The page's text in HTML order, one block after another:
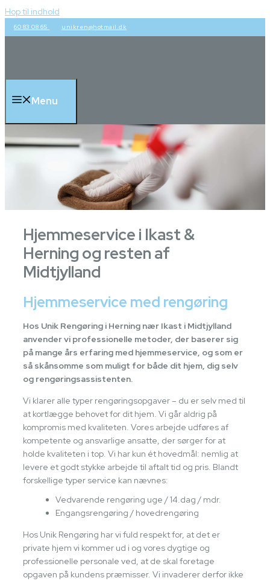
Hop til indhold
60 83 08 65 unikren@hotmail.dk
Menu
Hjemmeservice i Ikast &
Herning og resten af
Midtjylland
Hjemmeservice med rengøring
Hos Unik Rengøring i Herning nær Ikast i Midtjylland
anvender vi professionelle metoder, der baserer sig
på mange års erfaring med hjemmeservice, og som er
så skånsomme som muligt for både dit hjem, dig selv
og rengøringsassistenten.
Vi klarer alle typer rengøringsopgaver – du er selv med til
at kortlægge behovet for dit hjem. Vi går aldrig på
kompromis med kvaliteten. Vores arbejde udføres af
kompetente og ansvarlige ansatte, der sørger for at
holde kvaliteten i top. Vi har kun ét hovedmål: nemlig at
levere et godt stykke arbejde til aftalt tid og pris. Blandt
forskellige typer service kan nævnes:
Vedvarende rengøring uge / 14.dag / mdr.
Engangsrengøring / hovedrengøring
Hos Unik Rengøring har vi fuld respekt for, at det er
private hjem vi kommer ud i og vores dygtige og
professionelle personale ved, at de skal foretage
opgaven på kundens præmisser. Vi invaderer derfor ikke